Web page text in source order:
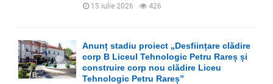
15 iulie 2026 426
Anunț stadiu proiect „Desființare clădire
corp B Liceul Tehnologic Petru Rareș și
construire corp nou clădire Liceu
Tehnologic Petru Rareș”